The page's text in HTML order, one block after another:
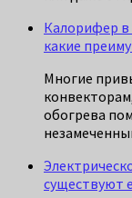
Калорифер в
какие
Многие
обогрева
существуют